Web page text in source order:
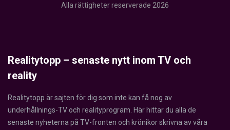
Alla rättigheter reserverade 2026
Realitytopp – senaste nytt inom TV och
reality
Realitytopp är sajten för dig som inte kan få nog av
underhållnings-TV och realityprogram. Här hittar du alla de
senaste nyheterna på TV-fronten och krönikor skrivna av våra